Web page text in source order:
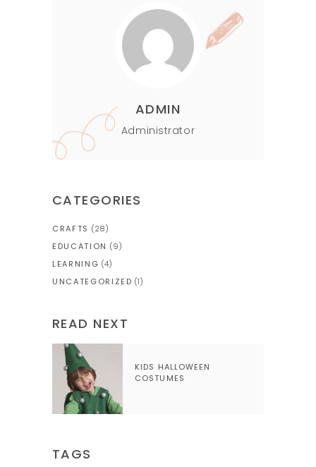
ADMIN
Administrator
CATEGORIES
CRAFTS (28)
EDUCATION (9)
LEARNING (4)
UNCATEGORIZED (1)
READ NEXT
KIDS HALLOWEEN
COSTUMES
TAGS